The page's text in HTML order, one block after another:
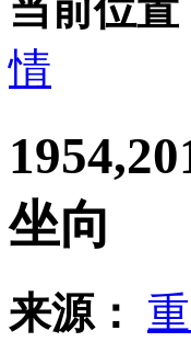
情
坐向
来源：